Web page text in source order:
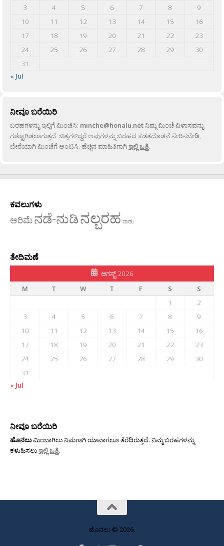
3
4 5 6 7 8
9
10
11 12 13 14 15
16
17
18 19 20 21 22
23
24
25 26 27 28 29
30
31
« Jul
ನೀವೂ ಬರೆಯಿರಿ
ಬರಹಗಳನ್ನು ಇಲ್ಲಿಗೆ ಮಿಂಚಿಸಿ: minche@honalu.netನಿಮ್ಮ ಮಿಂಚೆ ವಿಳಾಸವನ್ನು
ಗುಟ್ಟಾಗಿಡಲಾಗುತ್ತದೆ. ಚಿತ್ರಗಳಿದ್ದರೆ ಅವುಗಳನ್ನು ಬರಹದ ಕಡತದೊಡನೆ ಸೇರಿಸಬೇಡಿ,
ಬೇರೆಯಾಗಿ ಮಿಂಚೆಗೆ ಅಂಟಿಸಿ. ಹೆಚ್ಚಿನ ಮಾಹಿತಿಗಾಗಿಇಲ್ಲಿ ಒತ್ತಿ.
ಕವಲುಗಳು
ಅರಿಮೆನಡೆ-ನುಡಿನಲ್ಬರಹ ನಾಡು
ತೇದಿಮಣೆ
ಆಗಸ್ಟ್ 2026
M
T W T F S
S
1
2
3
4 5 6 7 8
9
10
11 12 13 14 15
16
17
18 19 20 21 22
23
24
25 26 27 28 29
30
31
« Jul
ನೀವೂ ಬರೆಯಿರಿ
ಹೊನಲುಮಿಂಬಾಗಿಲು ನಿಮಗಾಗಿ ಯಾವಾಗಲೂ ತೆರೆದಿರುತ್ತದೆ. ನಿಮ್ಮ ಬರಹಗಳನ್ನು
ಕಳುಹಿಸಲುಇಲ್ಲಿ ಒತ್ತಿ.
ಹೊನಲು © 2026.